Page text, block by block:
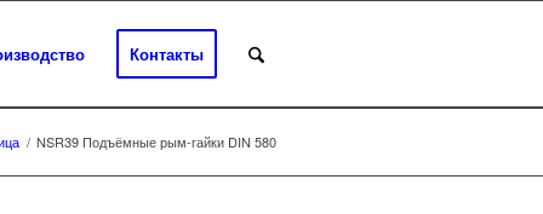
Контакты
/ NSR39 Подъёмные рым-гайки DIN 580